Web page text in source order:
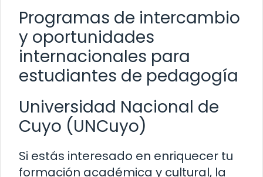
Programas de intercambio
y oportunidades
internacionales para
estudiantes de pedagogía
Universidad Nacional de
Cuyo (UNCuyo)
Si estás interesado en enriquecer tu
formación académica y cultural, la